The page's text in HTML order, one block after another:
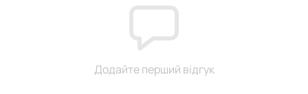
Додайте перший відгук